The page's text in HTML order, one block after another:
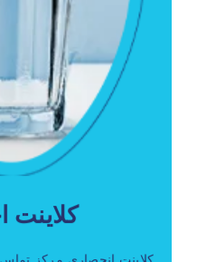
این کلاینت تحت سیستم‌عامل‌های اندروید، ios، ویندوز،